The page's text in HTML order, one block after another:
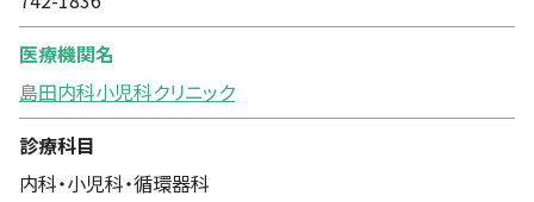
医療機関名
島田内科小児科クリニック
診療科目
内科・小児科・循環器科